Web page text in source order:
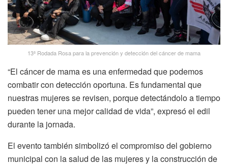
13ª Rodada Rosa para la prevención y detección del cáncer de mama
“El cáncer de mama es una enfermedad que podemos
combatir con detección oportuna. Es fundamental que
nuestras mujeres se revisen, porque detectándolo a tiempo
pueden tener una mejor calidad de vida”, expresó el edil
durante la jornada.
El evento también simbolizó el compromiso del gobierno
municipal con la salud de las mujeres y la construcción de